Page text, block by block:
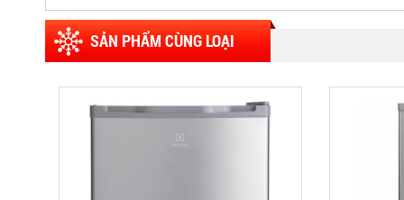
SẢN PHẨM CÙNG LOẠI